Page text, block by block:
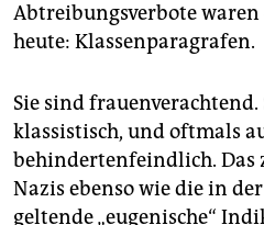
Abtreibungsverbote
heute: Klassenparagrafen.
Sie sind frauenverachtend.
klassistisch, und oftmals
behindertenfeindlich. Das
Nazis ebenso wie die in
geltende „eugenische“